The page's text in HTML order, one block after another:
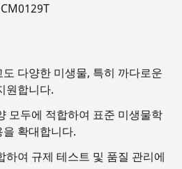
다양한 미생물, 특히 까다로운
원합니다.
모두에 적합하여 표준 미생물학
확대합니다.
하여 규제 테스트 및 품질 관리에